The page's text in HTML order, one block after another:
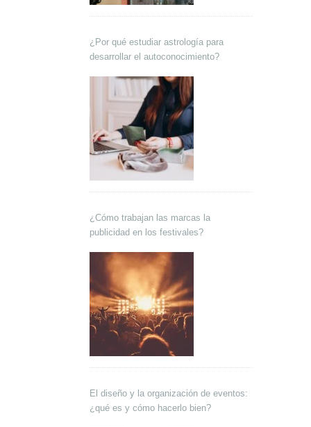
¿Por qué estudiar astrología para
desarrollar el autoconocimiento?
¿Cómo trabajan las marcas la
publicidad en los festivales?
El diseño y la organización de eventos:
¿qué es y cómo hacerlo bien?